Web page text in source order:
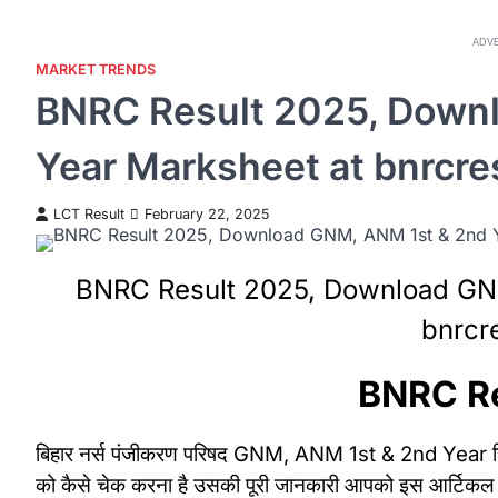
MARKET TRENDS
BNRC Result 2025,
Year Marksheet at
LCT Result February 22, 2025
BNRC Result 2025, Download
BNRC
बिहार नर्स पंजीकरण परिषद GNM, ANM 1st & 2nd Year
को कैसे चेक करना है उसकी पूरी जानकारी आपको इस